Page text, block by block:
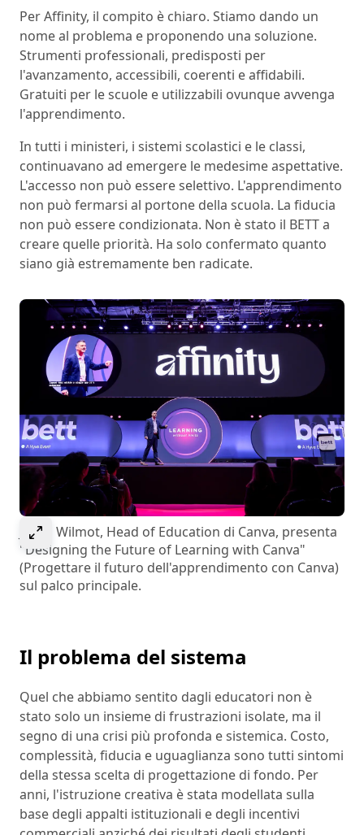
Per Affinity, il compito è chiaro. Stiamo dando un
nome al problema e proponendo una soluzione.
Strumenti professionali, predisposti per
l'avanzamento, accessibili, coerenti e affidabili.
Gratuiti per le scuole e utilizzabili ovunque avvenga
l'apprendimento.
In tutti i ministeri, i sistemi scolastici e le classi,
continuavano ad emergere le medesime aspettative.
L'accesso non può essere selettivo. L'apprendimento
non può fermarsi al portone della scuola. La fiducia
non può essere condizionata. Non è stato il BETT a
creare quelle priorità. Ha solo confermato quanto
siano già estremamente ben radicate.
Select to expand image
Jason Wilmot, Head of Education di Canva, presenta
"Designing the Future of Learning with Canva"
(Progettare il futuro dell'apprendimento con Canva)
sul palco principale.
Il problema del sistema
Quel che abbiamo sentito dagli educatori non è
stato solo un insieme di frustrazioni isolate, ma il
segno di una crisi più profonda e sistemica. Costo,
complessità, fiducia e uguaglianza sono tutti sintomi
della stessa scelta di progettazione di fondo. Per
anni, l'istruzione creativa è stata modellata sulla
base degli appalti istituzionali e degli incentivi